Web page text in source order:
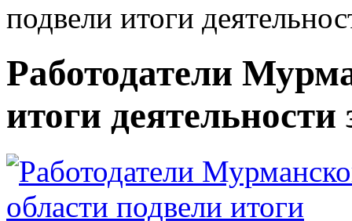
подвели итоги
Работодатели
итоги деятельности